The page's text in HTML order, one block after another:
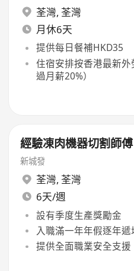
荃灣, 荃灣
月休6天
提供每日餐補HKD35
住宿安排按香港最新
過月薪20%）
經驗凍肉機器切割師傅
新城發
荃灣, 荃灣
6天/週
設有季度生產獎勵金
入職滿一年年假逐年遞
提供全面職業安全支援